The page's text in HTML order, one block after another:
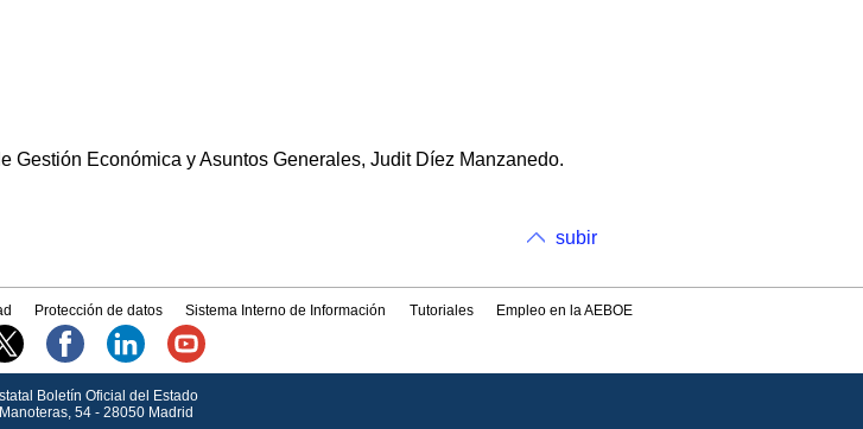
Gestión Económica y Asuntos Generales, Judit Díez Manzanedo.
subir
Protección de datos Sistema Interno de Información Tutoriales Empleo en la AEBOE
Boletín Oficial del Estado
54 - 28050 Madrid